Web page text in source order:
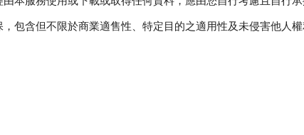
包含但不限於商業適售性、特定目的之適用性及未侵害他人